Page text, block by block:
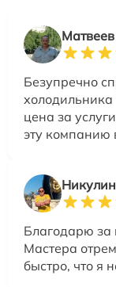
Безупречно
холодильника
цена за
эту компанию
Благодарю за
Мастера
быстро, что я